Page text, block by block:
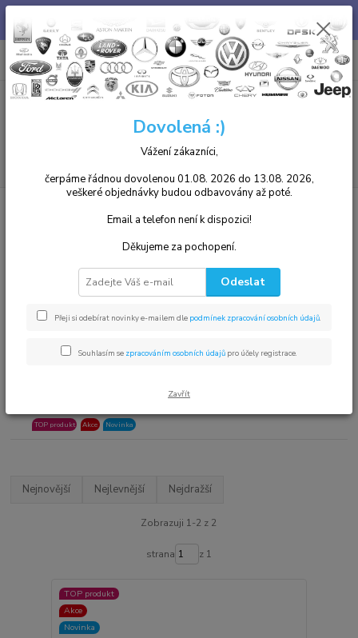
autoservisu jsme Vám k dispozici. Tel. 739 255 412 :)
CZK
+420 739255412
8.00 - 17.00
0ks
za0,00 Kč
Brzdové díly, kotouče, brzdové
desky Mercedes benz
Nejprodávanější
Přední brzdový kotouč Mercedes C W202, S202, W203
TOP produkt Akce Novinka
Nejnovější Nejlevnější Nejdražší
Zobrazuji 1-2 z 2
strana z 1
TOP produkt
Akce
Novinka
Dovolená :)
Vážení zákazníci,
čerpáme řádnou dovolenou 01.08. 2026 do 13.08. 2026,
veškeré objednávky budou odbavovány až poté.
Email a telefon není k dispozici!
Děkujeme za pochopení.
Odeslat
Přeji si odebírat novinky e-mailem dle podmínek zpracování osobních údajů.
Souhlasím se zpracováním osobních údajů pro účely registrace.
Zavřít